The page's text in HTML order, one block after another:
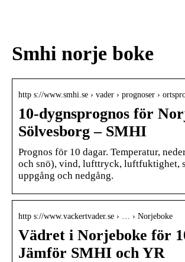
Smhi norje boke
http s://www.smhi.se › vader › prognoser ›
10-dygnsprognos för
Sölvesborg – SMHI
Prognos för 10 dagar. Temperatur,
och snö), vind, lufttryck, luftfuktighet,
uppgång och nedgång.
http s://www.vackertvader.se › … › Norjeboke
Vädret i Norjeboke för
Jämför SMHI och YR